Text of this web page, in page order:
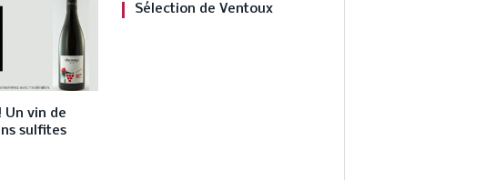
Un vin de
sulfites
Sélection de Ventoux